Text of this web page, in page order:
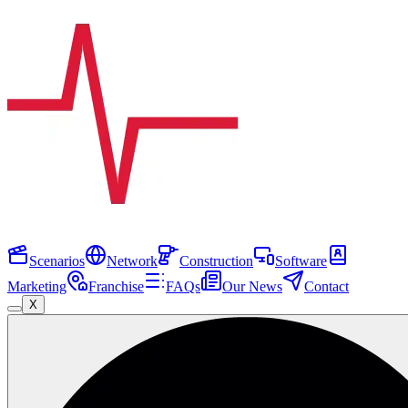
Scenarios Network Construction
Software
Marketing
Franchise FAQs Our News Contact
X